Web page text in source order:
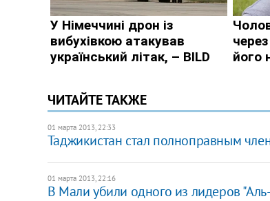
ЧИТАЙТЕ ТАКЖЕ
01 марта 2013, 22:33
Таджикистан стал полноправным
01 марта 2013, 22:16
В Мали убили одного из лидеров